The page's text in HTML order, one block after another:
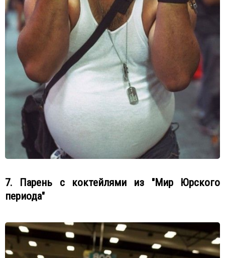
7. Парень с коктейлями из "Мир Юрского
периода"